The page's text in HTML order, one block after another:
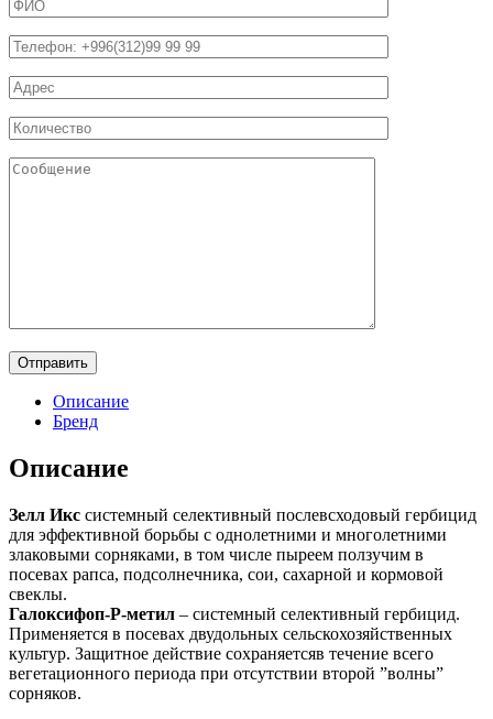
Описание
Бренд
Описание
Зелл Икс системный селективный послевсходовый гербицид
для эффективной борьбы с однолетними и многолетними
злаковыми сорняками, в том числе пыреем ползучим в
посевах рапса, подсолнечника, сои, сахарной и кормовой
свеклы.
Галоксифоп-Р-метил – системный селективный гербицид.
Применяется в посевах двудольных сельскохозяйственных
культур. Защитное действие сохраняетсяв течение всего
вегетационного периода при отсутствии второй ”волны”
сорняков.